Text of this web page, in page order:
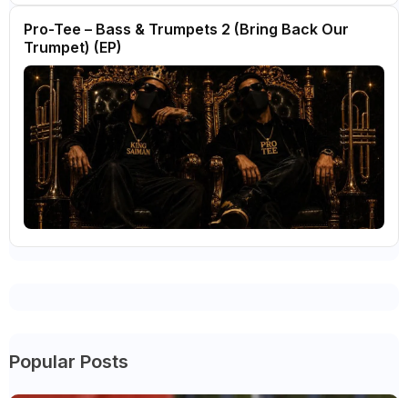
Pro-Tee – Bass & Trumpets 2 (Bring Back Our
Trumpet) (EP)
Popular Posts